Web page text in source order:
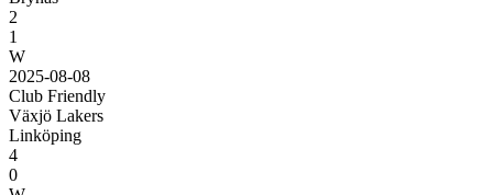
2
1
W
2025-08-08
Club Friendly
Växjö Lakers
Linköping
4
0